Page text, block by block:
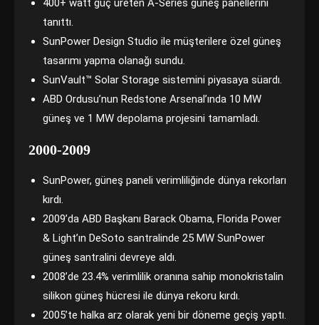
400+ watt güç üreten A-Series güneş panellerini
tanıttı.
SunPower Design Studio ile müşterilere özel güneş
tasarımı yapma olanağı sundu.
SunVault™ Solar Storage sistemini piyasaya süardı.
ABD Ordusu’nun Redstone Arsenal’ında 10 MW
güneş ve 1 MW depolama projesini tamamladı.
2000-2009
SunPower, güneş paneli verimliliğinde dünya rekorları
kırdı.
2009’da ABD Başkanı Barack Obama, Florida Power
& Light’ın DeSoto santralinde 25 MW SunPower
güneş santralini devreye aldı.
2008’de 23.4% verimlilik oranına sahip monokristalin
silikon güneş hücresi ile dünya rekoru kırdı.
2005’te halka arz olarak yeni bir döneme geçiş yaptı.